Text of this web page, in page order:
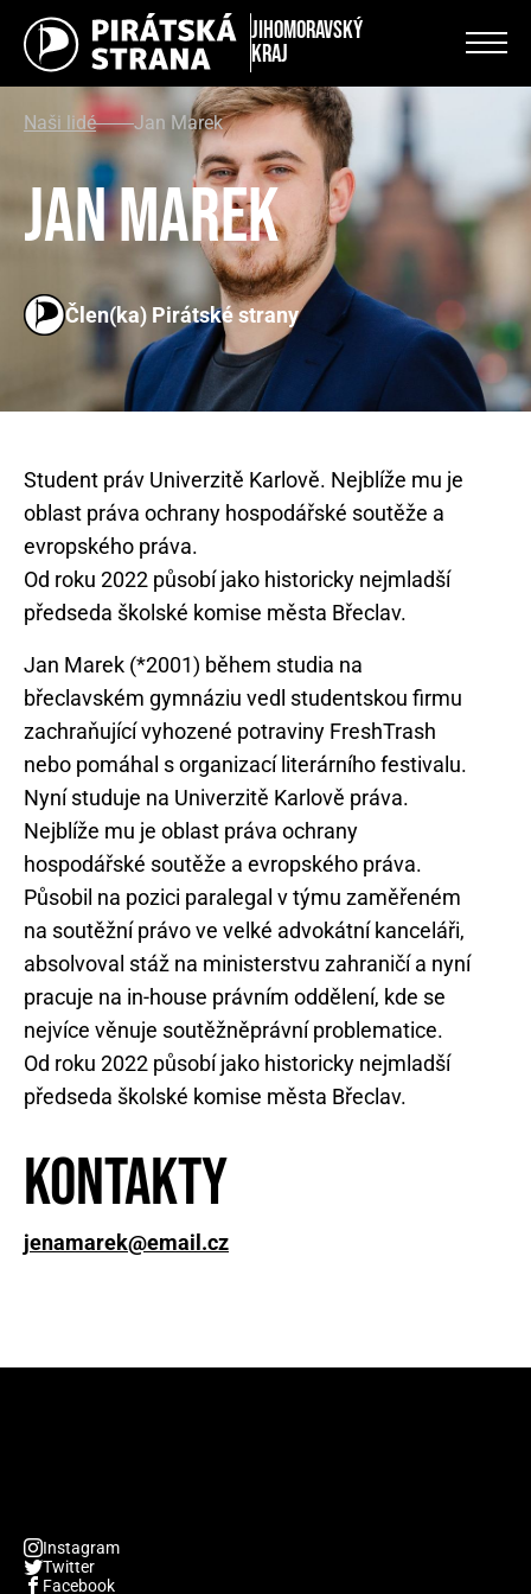
Jihomoravský
kraj
Naši lidé Jan Marek
Jan Marek
Člen(ka) Pirátské strany
Student práv Univerzitě Karlově. Nejblíže mu je
oblast práva ochrany hospodářské soutěže a
evropského práva.
Od roku 2022 působí jako historicky nejmladší
Jan Marek (*2001) během studia na
břeclavském gymnáziu vedl studentskou firmu
zachraňující vyhozené potraviny FreshTrash
nebo pomáhal s organizací literárního festivalu.
Nyní studuje na Univerzitě Karlově práva.
Nejblíže mu je oblast práva ochrany
hospodářské soutěže a evropského práva.
Působil na pozici paralegal v týmu zaměřeném
na soutěžní právo ve velké advokátní kanceláři,
absolvoval stáž na ministerstvu zahraničí a nyní
pracuje na in-house právním oddělení, kde se
nejvíce věnuje soutěžněprávní problematice.
Od roku 2022 působí jako historicky nejmladší
předseda školské komise města Břeclav.
Kontakty
jenamarek@email.cz
Instagram
Twitter
Facebook